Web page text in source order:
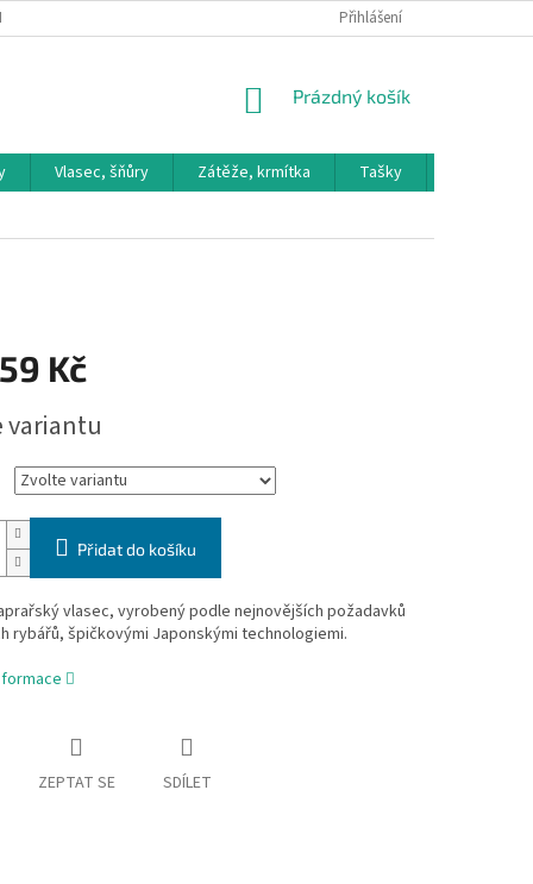
Přihlášení
NÁKUPNÍ
Prázdný košík
Vlasec, šňůry Zátěže, krmítka Tašky
Kč
variantu
Přidat do košíku
vlasec, vyrobený podle nejnovějších požadavků
rybářů, špičkovými Japonskými technologiemi.
ZEPTAT SE SDÍLET